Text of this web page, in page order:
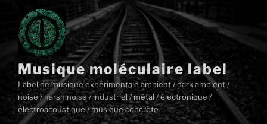
contenu
principal
Musique moléculaire label
Label de musique expérimentale ambient / dark ambient /
noise / harsh noise / industriel / métal / électronique /
électroacoustique / musique concrète